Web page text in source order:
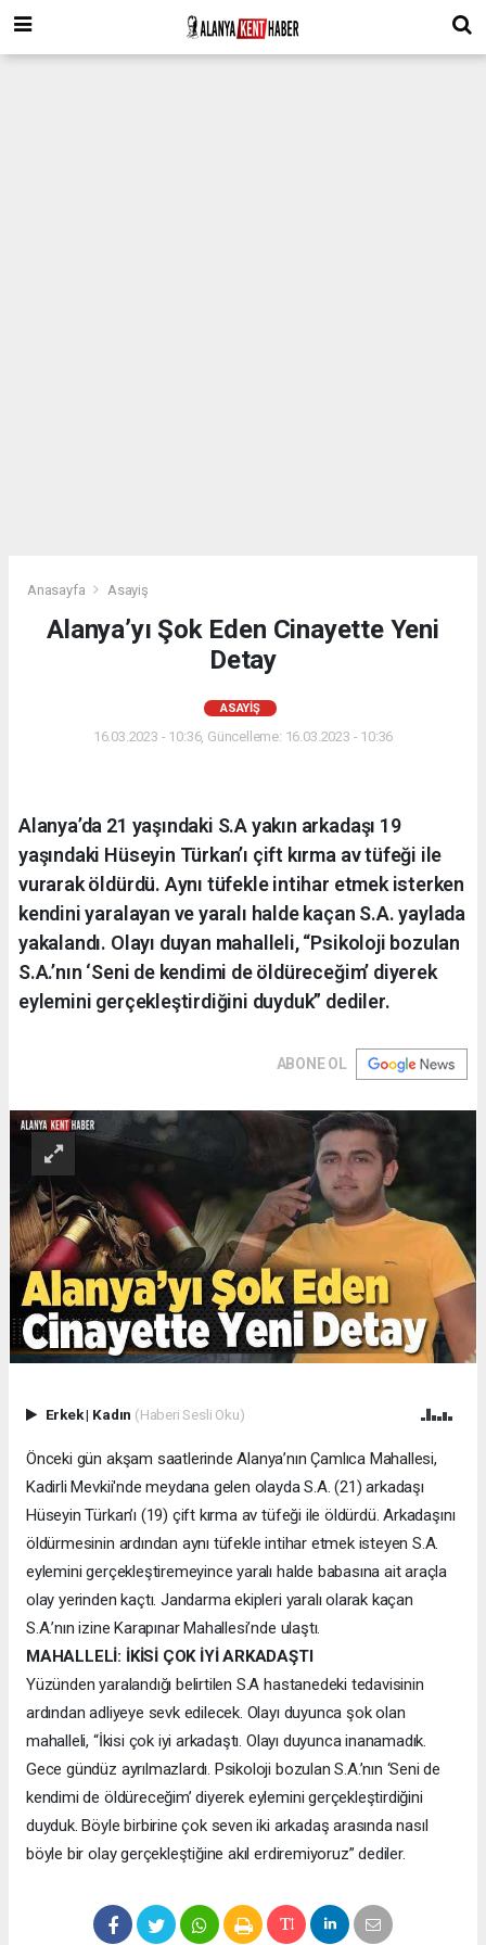
Anasayfa Asayiş
Alanya’yı Şok Eden Cinayette Yeni
Detay
ASAYIŞ
16.03.2023 - 10:36, Güncelleme: 16.03.2023 - 10:36
Alanya’da 21 yaşındaki S.A yakın arkadaşı 19
yaşındaki Hüseyin Türkan’ı çift kırma av tüfeği ile
vurarak öldürdü. Aynı tüfekle intihar etmek isterken
kendini yaralayan ve yaralı halde kaçan S.A. yaylada
yakalandı. Olayı duyan mahalleli, “Psikoloji bozulan
S.A.’nın ‘Seni de kendimi de öldüreceğim’ diyerek
eylemini gerçekleştirdiğini duyduk” dediler.
ABONE OL
Erkek| Kadın (Haberi Sesli Oku)
Önceki gün akşam saatlerinde Alanya’nın Çamlıca Mahallesi,
Kadirli Mevkii'nde meydana gelen olayda S.A. (21) arkadaşı
Hüseyin Türkan’ı (19) çift kırma av tüfeği ile öldürdü. Arkadaşını
öldürmesinin ardından aynı tüfekle intihar etmek isteyen S.A.
eylemini gerçekleştiremeyince yaralı halde babasına ait araçla
olay yerinden kaçtı. Jandarma ekipleri yaralı olarak kaçan
S.A.’nın izine Karapınar Mahallesi’nde ulaştı.
MAHALLELİ: İKİSİ ÇOK İYİ ARKADAŞTI
Yüzünden yaralandığı belirtilen S.A hastanedeki tedavisinin
ardından adliyeye sevk edilecek. Olayı duyunca şok olan
mahalleli, “İkisi çok iyi arkadaştı. Olayı duyunca inanamadık.
Gece gündüz ayrılmazlardı. Psikoloji bozulan S.A.’nın ‘Seni de
kendimi de öldüreceğim’ diyerek eylemini gerçekleştirdiğini
duyduk. Böyle birbirine çok seven iki arkadaş arasında nasıl
böyle bir olay gerçekleştiğine akıl erdiremiyoruz” dediler.